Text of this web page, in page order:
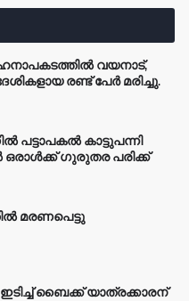
വയനാട്,
രണ്ട് പേർ മരിച്ചു.
പട്ടാപകൽ കാട്ടുപന്നി
ഗുരുതര പരിക്ക്
മരണപെട്ടു
ഇടിച്ച് ബൈക്ക് യാത്രക്കാരന്